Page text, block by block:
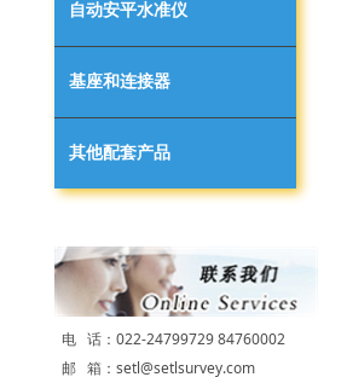
自动安平水准仪
基座和连接器
其他配套产品
电 话：022-24799729 84760002
邮 箱：setl@setlsurvey.com